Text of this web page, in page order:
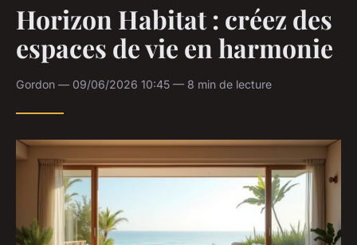
Horizon Habitat : créez des
espaces de vie en harmonie
Gordon — 09/06/2026 10:45 — 8 min de lecture